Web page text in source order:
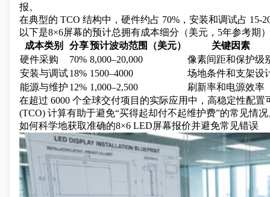
报。
在典型的 TCO 结构中，硬件约占 70%，安装和调试占 15-
以下是8×6屏幕的预计总拥有成本细分（美元，5年参考期
成本类别
分享预计波动范围（美元）
关键因素
硬件采购
70% 8,000–20,000
像素间距和保护级
安装与调试18% 1500–4000
场地条件和支架设
能源与维护 12% 1,000–2,500
刷新率和电源效率
在超过 6000 个全球交付项目的实际应用中，高稳定性配
(TCO) 计算有助于避免“买得起却付不起维护费”的常见情
如何科学地获取准确的8×6 LED屏幕报价并避免常见错误